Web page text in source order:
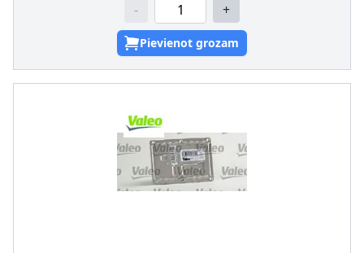
- +
Pievienot grozam